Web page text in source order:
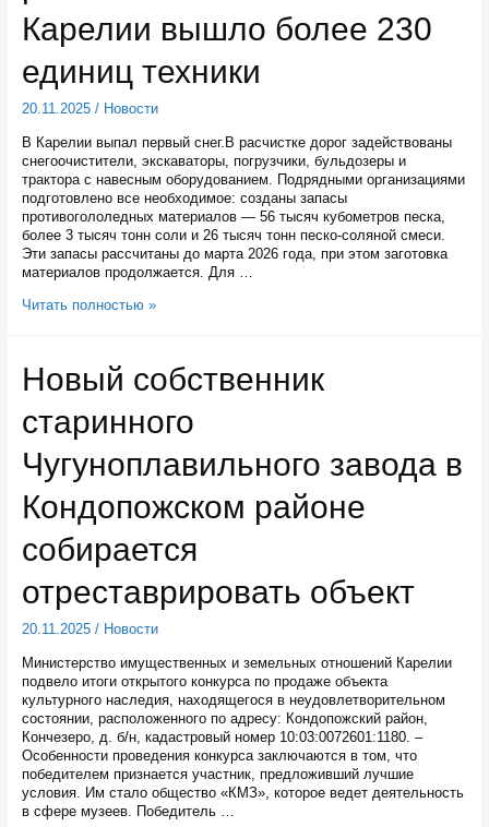
Беларуси
Карелии вышло более 230
единиц техники
20.11.2025/ Новости
В Карелии выпал первый снег.В расчистке дорог задействованы
снегоочистители, экскаваторы, погрузчики, бульдозеры и
трактора с навесным оборудованием. Подрядными организациями
подготовлено все необходимое: созданы запасы
противогололедных материалов — 56 тысяч кубометров песка,
более 3 тысяч тонн соли и 26 тысяч тонн песко-соляной смеси.
Эти запасы рассчитаны до марта 2026 года, при этом заготовка
материалов продолжается. Для …
На
дорог
регионального
значения
в
Карелии
вышло
230
техники
Читать полностью »
Новый собственник
старинного
Чугуноплавильного завода в
Кондопожском районе
собирается
отреставрировать объект
20.11.2025/ Новости
Министерство имущественных и земельных отношений Карелии
подвело итоги открытого конкурса по продаже объекта
культурного наследия, находящегося в неудовлетворительном
состоянии, расположенного по адресу: Кондопожский район,
Кончезеро, д. б/н, кадастровый номер 10:03:0072601:1180. –
Особенности проведения конкурса заключаются в том, что
победителем признается участник, предложивший лучшие
условия. Им стало общество «КМЗ», которое ведет деятельность
в сфере музеев. Победитель …